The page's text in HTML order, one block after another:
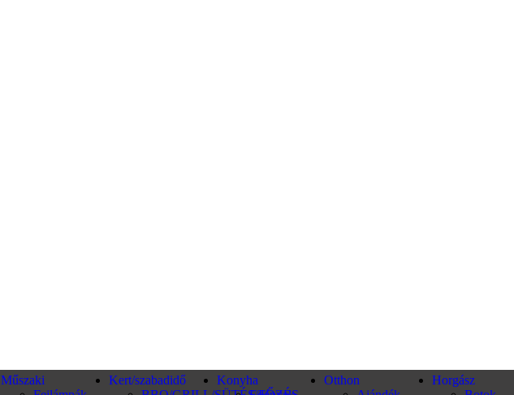
Műszaki
Kert/szabadidő
Konyha
Otthon
Horgász